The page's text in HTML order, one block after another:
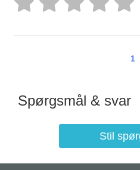
1
Spørgsmål & svar
Stil